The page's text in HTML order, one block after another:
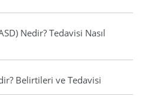
Nedir? Tedavisi Nasıl
Belirtileri ve Tedavisi